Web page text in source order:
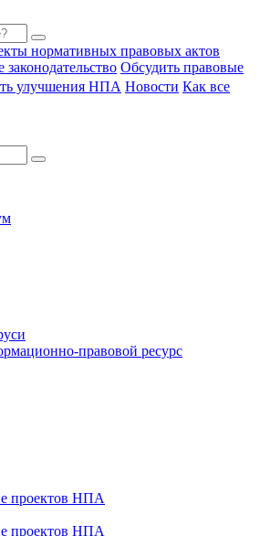
нормативных правовых актов
Обсудить правовые
улучшения НПА Новости Как все
правовой ресурс
проектов НПА
проектов НПА